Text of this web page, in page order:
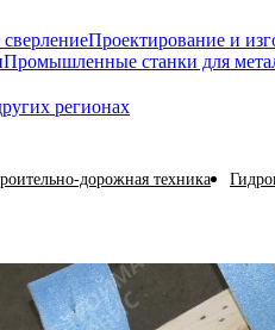
сверлениеПроектирование и
Промышленные станки для
регионах
дорожная техника